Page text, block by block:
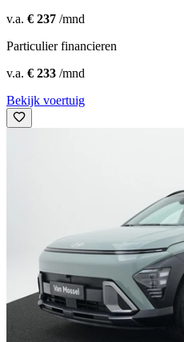
v.a. € 237 /mnd
Particulier financieren
v.a. € 233 /mnd
Bekijk voertuig